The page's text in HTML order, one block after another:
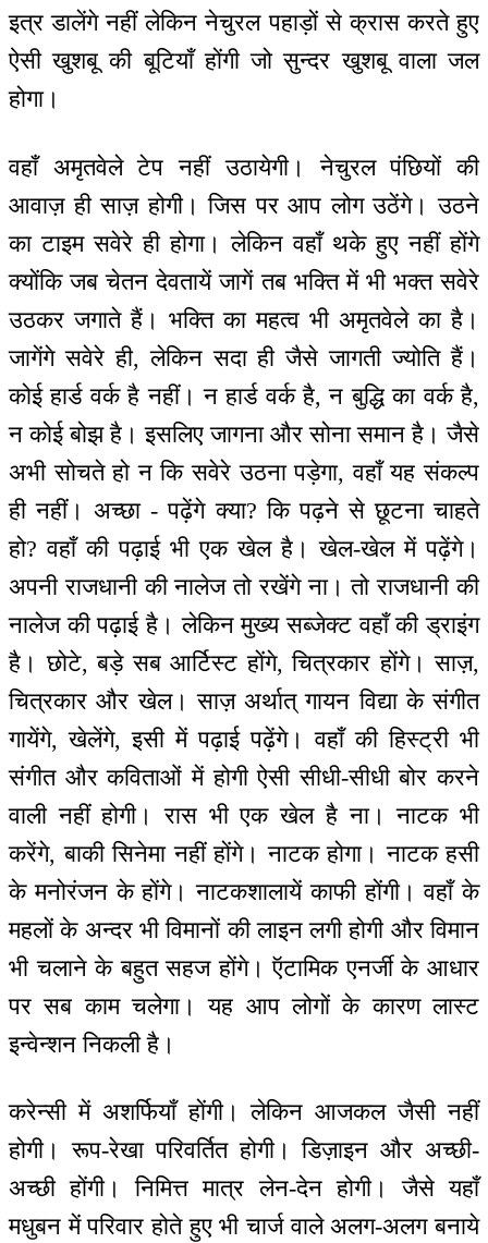
इत्र डालेंगे नहीं लेकिन नेचुरल पहाड़ों से क्रास करते हुए
ऐसी खुशबू की बूटियाँ होंगी जो सुन्दर खुशबू वाला जल
होगा।
वहाँ अमृतवेले टेप नहीं उठायेगी। नेचुरल पंछियों की
आवाज़ ही साज़ होगी। जिस पर आप लोग उठेंगे। उठने
का टाइम सवेरे ही होगा। लेकिन वहाँ थके हुए नहीं होंगे
क्योंकि जब चेतन देवतायें जागें तब भक्ति में भी भक्त सवेरे
उठकर जगाते हैं। भक्ति का महत्व भी अमृतवेले का है।
जागेंगे सवेरे ही, लेकिन सदा ही जैसे जागती ज्योति हैं।
कोई हार्ड वर्क है नहीं। न हार्ड वर्क है, न बुद्धि का वर्क है,
न कोई बोझ है। इसलिए जागना और सोना समान है। जैसे
अभी सोचते हो न कि सवेरे उठना पड़ेगा, वहाँ यह संकल्प
ही नहीं। अच्छा - पढ़ेंगे क्या? कि पढ़ने से छूटना चाहते
हो? वहाँ की पढ़ाई भी एक खेल है। खेल-खेल में पढ़ेंगे।
अपनी राजधानी की नालेज तो रखेंगे ना। तो राजधानी की
नालेज की पढ़ाई है। लेकिन मुख्य सब्जेक्ट वहाँ की ड्राइंग
है। छोटे, बड़े सब आर्टिस्ट होंगे, चित्रकार होंगे। साज़,
चित्रकार और खेल। साज़ अर्थात् गायन विद्या के संगीत
गायेंगे, खेलेंगे, इसी में पढ़ाई पढ़ेंगे। वहाँ की हिस्ट्री भी
संगीत और कविताओं में होगी ऐसी सीधी-सीधी बोर करने
वाली नहीं होगी। रास भी एक खेल है ना। नाटक भी
करेंगे, बाकी सिनेमा नहीं होंगे। नाटक होगा। नाटक हसी
के मनोरंजन के होंगे। नाटकशालायें काफी होंगी। वहाँ के
महलों के अन्दर भी विमानों की लाइन लगी होगी और विमान
भी चलाने के बहुत सहज होंगे। ऍटामिक एनर्जी के आधार
पर सब काम चलेगा। यह आप लोगों के कारण लास्ट
इन्वेन्शन निकली है।
करेन्सी में अशर्फियाँ होंगी। लेकिन आजकल जैसी नहीं
होगी। रूप-रेखा परिवर्तित होगी। डिज़ाइन और अच्छी-
अच्छी होंगी। निमित्त मात्र लेन-देन होगी। जैसे यहाँ
मधुबन में परिवार होते हुए भी चार्ज वाले अलग-अलग बनाये